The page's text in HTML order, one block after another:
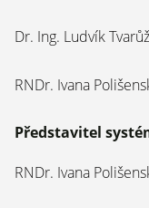
Dr. Ing. Ludvík
RNDr. Ivana
Představitel
RNDr. Ivana